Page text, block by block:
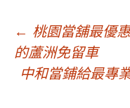
文
章
← 桃園當舖最優
的蘆洲免留車
中和當鋪給最專